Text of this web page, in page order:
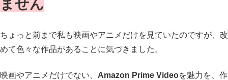
ません
ちょっと前まで私も映画やアニメだけを見ていたのですが、改
めて色々な作品があることに気づきました。
映画やアニメだけでない、 Amazon Prime Videoを魅力を、作